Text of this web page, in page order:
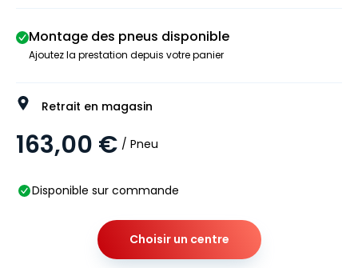
Montage des pneus disponible
Ajoutez la prestation depuis votre panier
Retrait en magasin
163,00 € / Pneu
Disponible sur commande
Choisir un centre